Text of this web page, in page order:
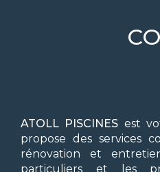
ATOLL PISCINES est
propose des services
rénovation et
particuliers et les